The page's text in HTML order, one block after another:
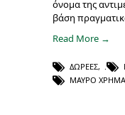
όνομα της
βάση
Read More →
ΔΩΡΕΈΣ,
ΜΑΎΡΟ ΧΡΉΜΑ